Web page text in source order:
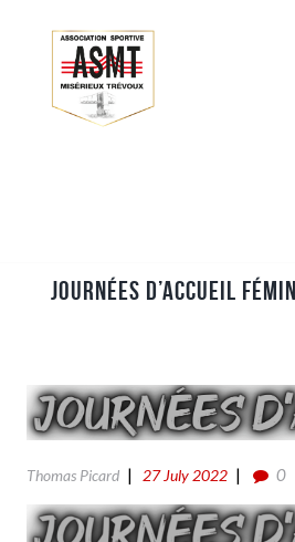
Journées d’accueil
Thomas Picard 27 July 2022 0